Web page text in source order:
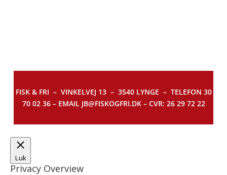
FISK & FRI – VINKELVEJ 13 – 3540 LYNGE – TELEFON 30
70 02 36 – EMAIL JB@FISKOGFRI.DK – CVR: 26 29 72 22
Luk
Privacy Overview